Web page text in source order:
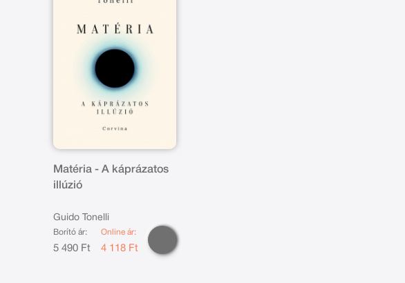
Matéria - A káprázatos
illúzió
Guido Tonelli
Borító ár:
5 490 Ft
Online ár:
4 118 Ft